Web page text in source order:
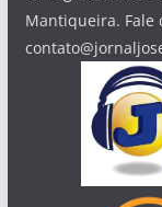
Mantiqueira. Fale